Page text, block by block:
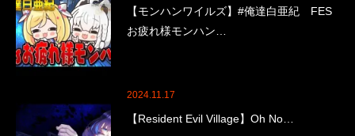
【モンハンワイルズ】#俺達白亜紀 FES
お疲れ様モンハン…
2024.11.17
【Resident Evil Village】Oh No…